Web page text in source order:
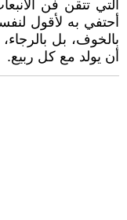
التي تتقن فن
أحتفي به لأقول
بالخوف، بل
أن يولد مع كل ربيع.